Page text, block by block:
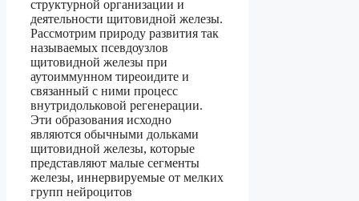
структурной организации и
деятельности щитовидной железы.
Рассмотрим природу развития так
называемых псевдоузлов
щитовидной железы при
аутоиммунном тиреоидите и
связанный с ними процесс
внутридольковой регенерации.
Эти образования исходно
являются обычными дольками
щитовидной железы, которые
представляют малые сегменты
железы, иннервируемые от мелких
групп нейроцитов